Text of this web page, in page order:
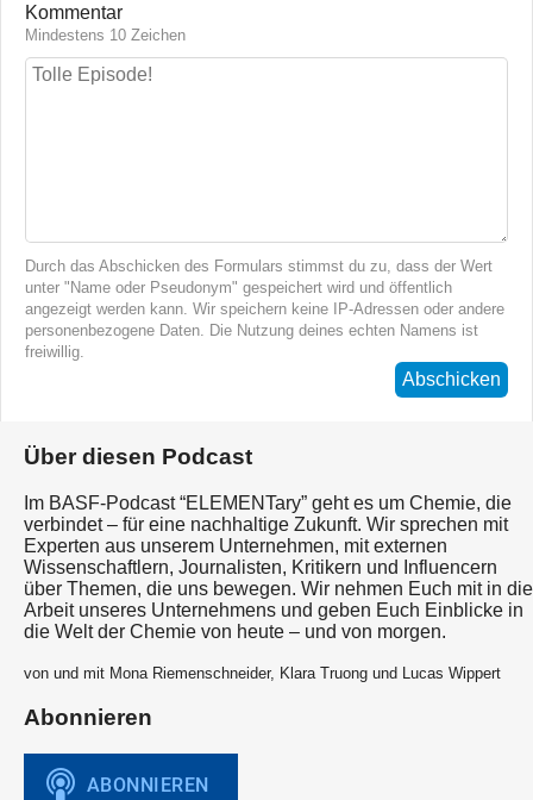
Kommentar
Mindestens 10 Zeichen
Durch das Abschicken des Formulars stimmst du zu, dass der Wert
unter "Name oder Pseudonym" gespeichert wird und öffentlich
angezeigt werden kann. Wir speichern keine IP-Adressen oder andere
personenbezogene Daten. Die Nutzung deines echten Namens ist
freiwillig.
Abschicken
Über diesen Podcast
Im BASF-Podcast “ELEMENTary” geht es um Chemie, die
verbindet – für eine nachhaltige Zukunft. Wir sprechen mit
Experten aus unserem Unternehmen, mit externen
Wissenschaftlern, Journalisten, Kritikern und Influencern
über Themen, die uns bewegen. Wir nehmen Euch mit in die
Arbeit unseres Unternehmens und geben Euch Einblicke in
die Welt der Chemie von heute – und von morgen.
von und mit Mona Riemenschneider, Klara Truong und Lucas Wippert
Abonnieren